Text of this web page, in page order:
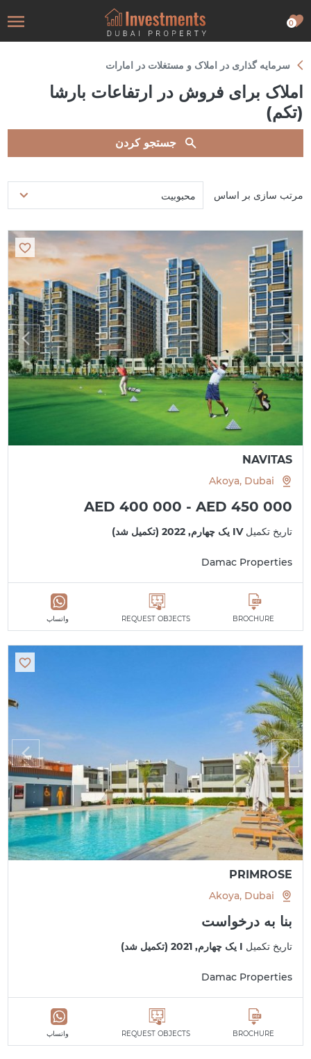
0
سرمایه گذاری در املاک و مستغلات در امارات
املاک برای فروش در ارتفاعات بارشا
(تکم)
جستجو کردن
مرتب سازی بر اساس محبوبیت
NAVITAS
Akoya, Dubai
AED 400 000 - AED 450 000
تاریخ تکمیلIV یک چهارم, 2022 (تکمیل شد)
Damac Properties
BROCHURE
REQUEST OBJECTS واتساپ
PRIMROSE
Akoya, Dubai
بنا به درخواست
تاریخ تکمیل I یک چهارم, 2021 (تکمیل شد)
Damac Properties
BROCHURE
REQUEST OBJECTS واتساپ